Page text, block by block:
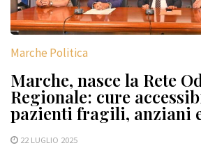
Marche Politica
Marche, nasce la Rete
Regionale: cure
pazienti fragili, anziani
22 LUGLIO 2025